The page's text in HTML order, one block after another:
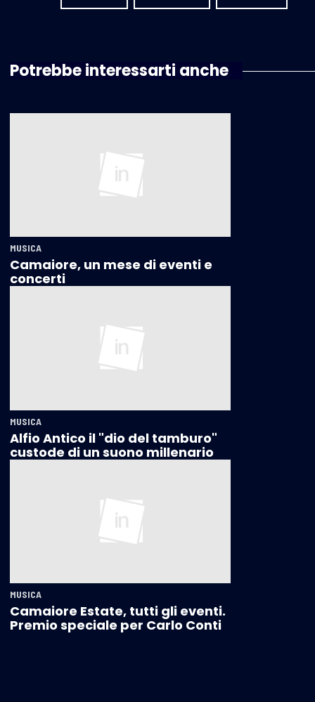
Potrebbe interessarti anche
MUSICA
Camaiore, un mese di eventi e
concerti
MUSICA
Alfio Antico il "dio del tamburo"
custode di un suono millenario
MUSICA
Camaiore Estate, tutti gli eventi.
Premio speciale per Carlo Conti